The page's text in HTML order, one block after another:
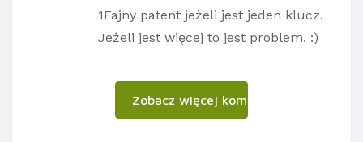
1Fajny patent jeżeli jest jeden klucz.
Jeżeli jest więcej to jest problem. :)
Zobacz więcej komentarzy